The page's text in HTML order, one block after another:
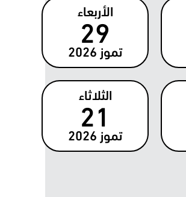
الأربعاء
29
تموز 2026
الثلاثاء
21
تموز 2026